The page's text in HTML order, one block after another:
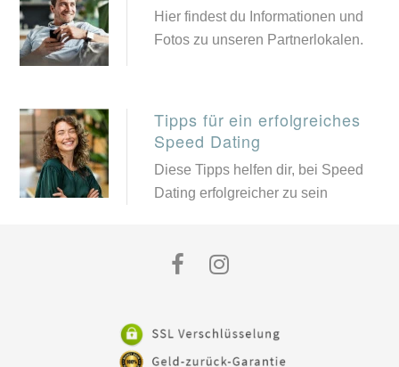
Hier findest du Informationen und
Fotos zu unseren Partnerlokalen.
Tipps für ein erfolgreiches
Speed Dating
Diese Tipps helfen dir, bei Speed
Dating erfolgreicher zu sein